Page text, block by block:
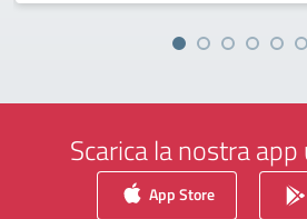
Scarica la nostra
App Store